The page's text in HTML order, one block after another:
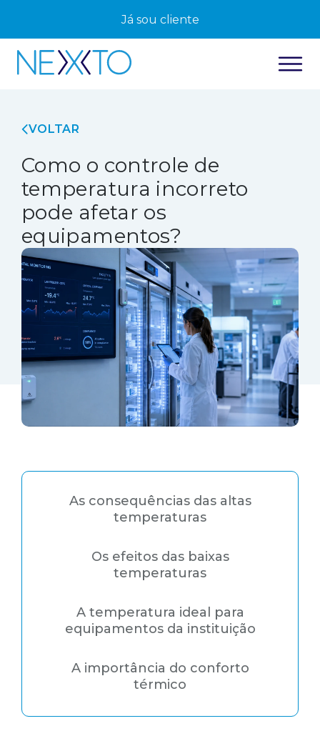
Já sou cliente
VOLTAR
Como o controle de
temperatura incorreto
pode afetar os
equipamentos?
As consequências das altas
temperaturas
Os efeitos das baixas
temperaturas
A temperatura ideal para
equipamentos da instituição
A importância do conforto
térmico